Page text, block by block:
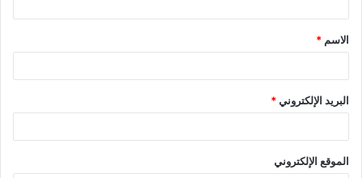
ق
*
الاسم *
البريد الإلكتروني*
الموقع الإلكتروني